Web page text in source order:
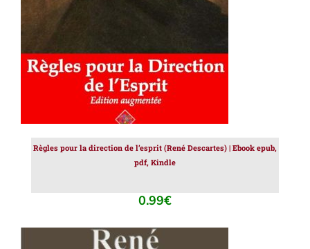
Règles pour la direction de l’esprit (René Descartes) | Ebook epub,
pdf, Kindle
0.99€